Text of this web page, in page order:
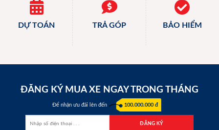
DỰ TOÁN TRẢ GÓP BẢO HIỂM
ĐĂNG KÝ MUA XE NGAY TRONG THÁNG
Để nhận ưu đãi lên đến 100.000.000 đ